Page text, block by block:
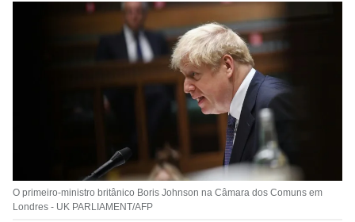
O primeiro-ministro britânico Boris Johnson na Câmara dos Comuns em
Londres - UK PARLIAMENT/AFP